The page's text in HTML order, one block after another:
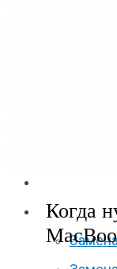
Акции
Когда